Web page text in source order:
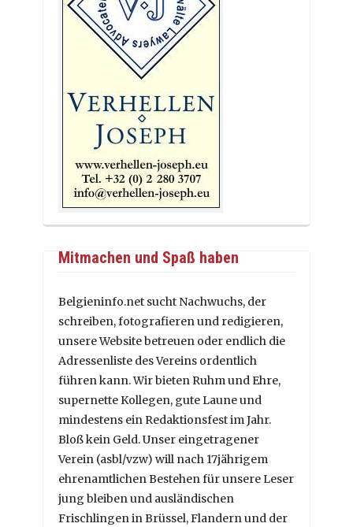
Mitmachen und Spaß haben
Belgieninfo.net sucht Nachwuchs, der
schreiben, fotografieren und redigieren,
unsere Website betreuen oder endlich die
Adressenliste des Vereins ordentlich
führen kann. Wir bieten Ruhm und Ehre,
supernette Kollegen, gute Laune und
mindestens ein Redaktionsfest im Jahr.
Bloß kein Geld. Unser eingetragener
Verein (asbl/vzw) will nach 17jährigem
ehrenamtlichen Bestehen für unsere Leser
jung bleiben und ausländischen
Frischlingen in Brüssel, Flandern und der